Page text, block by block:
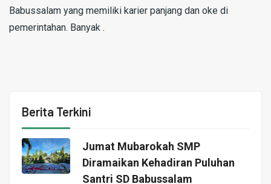
Babussalam yang memiliki karier panjang dan oke di
pemerintahan. Banyak .
Berita Terkini
Jumat Mubarokah SMP
Diramaikan Kehadiran Puluhan
Santri SD Babussalam